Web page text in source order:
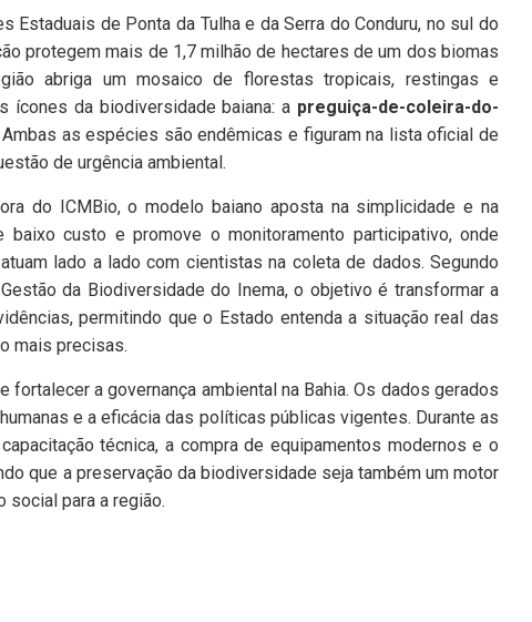
Estaduais de Ponta da Tulha e da Serra do Conduru, no sul do
protegem mais de 1,7 milhão de hectares de um dos biomas
abriga um mosaico de florestas tropicais, restingas e
ícones da biodiversidade baiana: a preguiça-de-coleira-do-
Ambas as espécies são endêmicas e figuram na lista oficial de
de urgência ambiental.
do ICMBio, o modelo baiano aposta na simplicidade e na
custo e promove o monitoramento participativo, onde
lado a lado com cientistas na coleta de dados. Segundo
da Biodiversidade do Inema, o objetivo é transformar a
permitindo que o Estado entenda a situação real das
mais precisas.
a governança ambiental na Bahia. Os dados gerados
e a eficácia das políticas públicas vigentes. Durante as
técnica, a compra de equipamentos modernos e o
que a preservação da biodiversidade seja também um motor
para a região.